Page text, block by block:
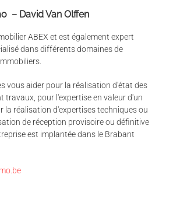
– David Van Olffen
ABEX et est également expert
dans différents domaines de
vous aider pour la réalisation d'état des
travaux, pour l'expertise en valeur d'un
la réalisation d'expertises techniques ou
de réception provisoire ou définitive
est implantée dans le Brabant